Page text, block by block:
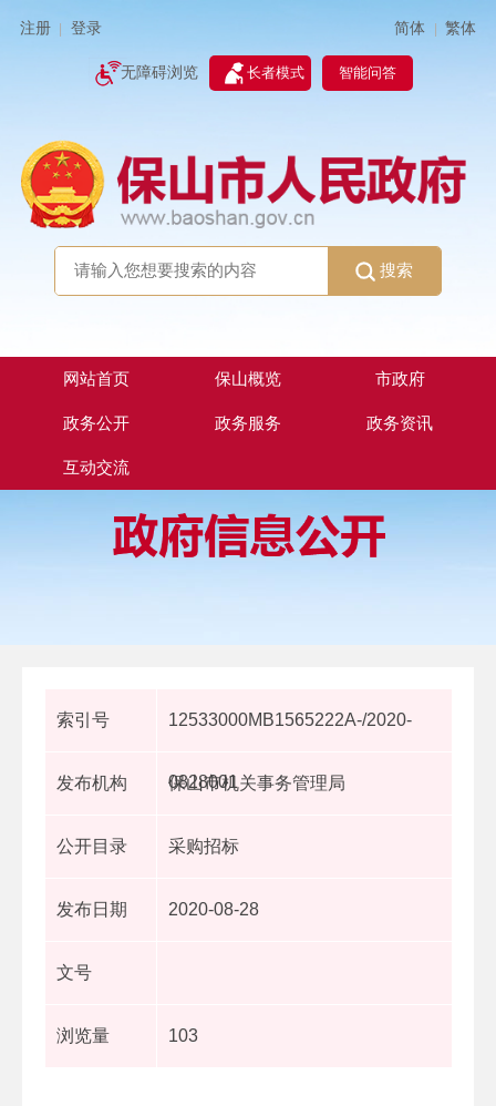
注册 登录 简体 | 繁体
无障碍浏览 长者模式 智能问答
搜索
网站首页 保山概览 市政府
政务公开 政务服务 政务资讯
互动交流
索引号 12533000MB1565222A-/2020-
0828001
发布机构 保山市机关事务管理局
公开目录 采购招标
发布日期 2020-08-28
文号
浏览量 103